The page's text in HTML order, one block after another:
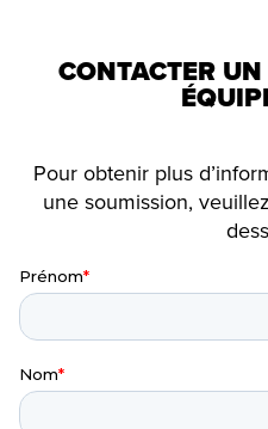
CONTACTER
Pour obtenir plus
une soumission,